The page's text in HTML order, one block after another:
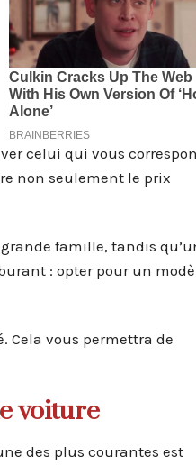
celui qui vous
non seulement le prix
famille, tandis
: opter pour un
Cela vous permettra de
voiture
des plus courantes est